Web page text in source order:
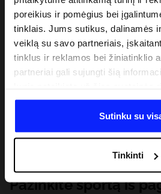
poreikius ir pomėgius bei
tinklais. Jums sutikus, dalinamės
veiklą su savo partneriais,
tinklus ir reklamos bei žiniatinklio
partneriai gali sujungti šią
duomenimis, kuriuos jie gauna,
paslaugomis. Gavus Jūsų leidimą,
Jūsų asmeninę informaciją savo
analitinius tyrimus, pritaikyti turinį
partnerių siūlomus sprendimus
Išsamią informaciją rasite mūsų
Sutinku su
Tinkinti
Pažinkite sportą iš